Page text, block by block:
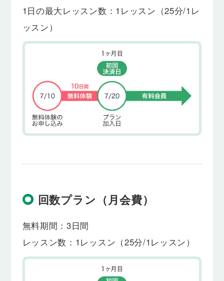
1日の最大レッスン数：1レッスン（25分/1レ
ッスン）
回数プラン（月会費）
無料期間：3日間
レッスン数：1レッスン（25分/1レッスン）